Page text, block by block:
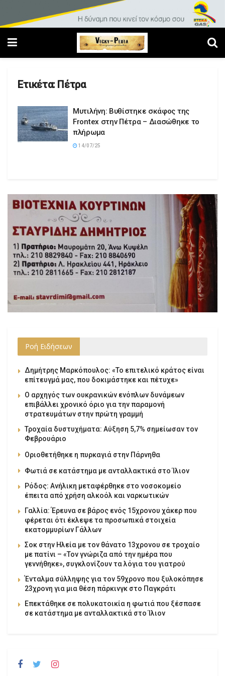
Ετικέτα: Πέτρα
Μυτιλήνη: Βυθίστηκε σκάφος της
Frontex στην Πέτρα – Διασώθηκε το
πλήρωμα
14/07/25
Ροή Ειδήσεων
Δημήτρης Μαρκόπουλος: «Το επιτελικό κράτος είναι
επίτευγμά μας, που δοκιμάστηκε και πέτυχε»
Ο αρχηγός των ουκρανικών ενόπλων δυνάμεων
επιβάλλει χρονικό όριο για την παραμονή
στρατευμάτων στην πρώτη γραμμή
Τροχαία δυστυχήματα: Αύξηση 5,7% σημείωσαν τον
Φεβρουάριο
Οριοθετήθηκε η πυρκαγιά στην Πάρνηθα
Φωτιά σε κατάστημα με ανταλλακτικά στο Ίλιον
Ρόδος: Ανήλικη μεταφέρθηκε στο νοσοκομείο
έπειτα από χρήση αλκοόλ και ναρκωτικών
Γαλλία: Έρευνα σε βάρος ενός 15χρονου χάκερ που
φέρεται ότι έκλεψε τα προσωπικά στοιχεία
εκατομμυρίων Γάλλων
Σοκ στην Ηλεία με τον θάνατο 13χρονου σε τροχαίο
με πατίνι – «Τον γνώριζα από την ημέρα που
γεννήθηκε», συγκλονίζουν τα λόγια του γιατρού
Ένταλμα σύλληψης για τον 59χρονο που ξυλοκόπησε
23χρονη για μια θέση πάρκινγκ στο Παγκράτι
Επεκτάθηκε σε πολυκατοικία η φωτιά που ξέσπασε
σε κατάστημα με ανταλλακτικά στο Ίλιον